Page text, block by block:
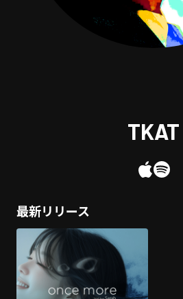
TKAT
最新リリース